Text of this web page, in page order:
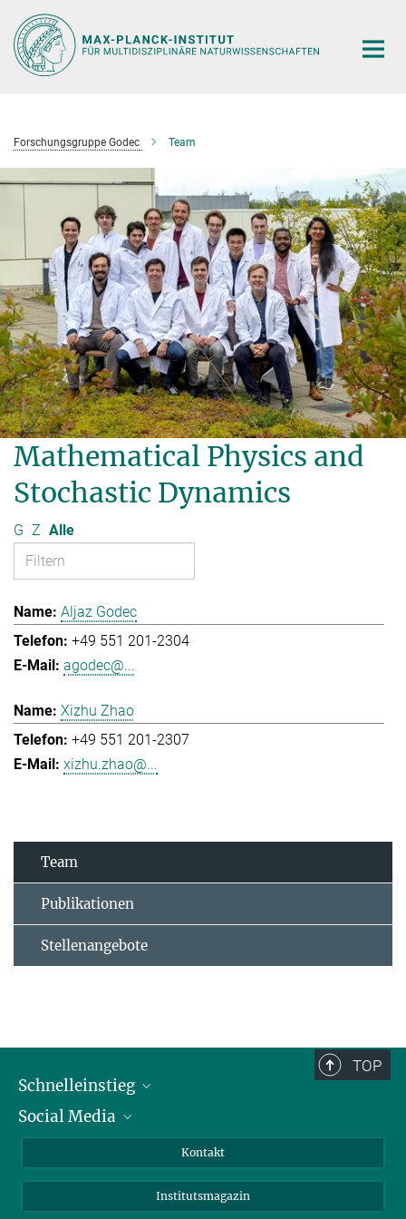
Hauptinhalt
Forschungsgruppe Godec Team
Mathematical Physics and
Stochastic Dynamics
G Z Alle
Aljaz Godec
+49 551 201-2304
agodec@...
Xizhu Zhao
+49 551 201-2307
xizhu.zhao@...
Team
Publikationen
Stellenangebote
TOP
Schnelleinstieg
Alumni
Social Media
Facebook
Kontakt
Institutsmagazin